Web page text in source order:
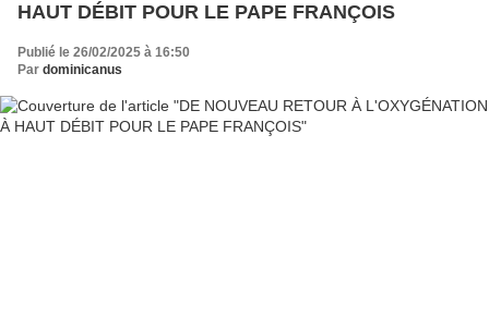
HAUT DÉBIT POUR LE PAPE FRANÇOIS
Publié le 26/02/2025 à 16:50
Par dominicanus